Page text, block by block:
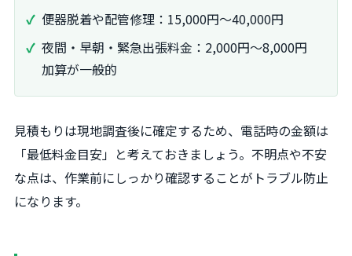
便器脱着や配管修理：15,000円〜40,000円
夜間・早朝・緊急出張料金：2,000円〜8,000円
加算が一般的
見積もりは現地調査後に確定するため、電話時の金額は
「最低料金目安」と考えておきましょう。不明点や不安
な点は、作業前にしっかり確認することがトラブル防止
になります。